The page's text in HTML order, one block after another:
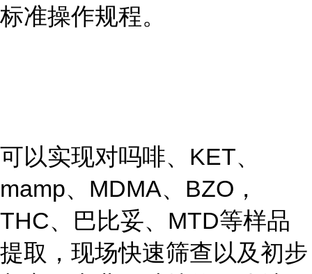
标准操作规程。
可以实现对吗啡、KET、
mamp、MDMA、BZO，
THC、巴比妥、MTD等样品
提取，现场快速筛查以及初步